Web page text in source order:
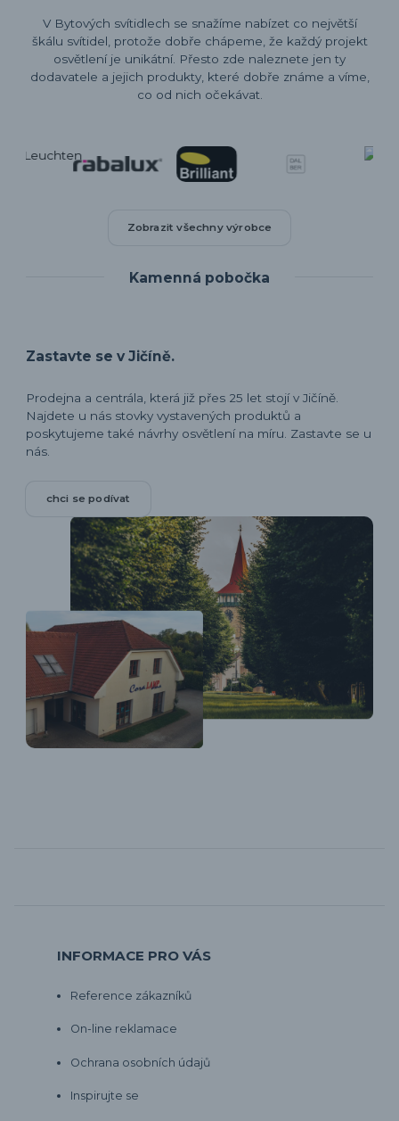
V Bytových svítidlech se snažíme nabízet co největší
škálu svítidel, protože dobře chápeme, že každý projekt
osvětlení je unikátní. Přesto zde naleznete jen ty
dodavatele a jejich produkty, které dobře známe a víme,
co od nich očekávat.
Zobrazit všechny výrobce
Kamenná pobočka
Zastavte se v Jičíně.
Prodejna a centrála, která již přes 25 let stojí v Jičíně.
Najdete u nás stovky vystavených produktů a
poskytujeme také návrhy osvětlení na míru. Zastavte se u
nás.
chci se podívat
INFORMACE PRO VÁS
Reference zákazníků
On-line reklamace
Ochrana osobních údajů
Inspirujte se